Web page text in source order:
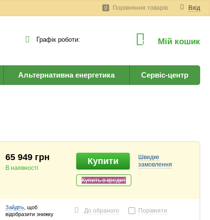
Вхід
0 Порівняння товарів
Графік роботи: 0 Мій кошик
Альтернативна енергетика Сервіс-центр
65 949 грн
В наявності
Купити
Купить в кредит
Швидке
замовлення
Зайдіть, щоб
відобразити знижку
До обраного Порівняти